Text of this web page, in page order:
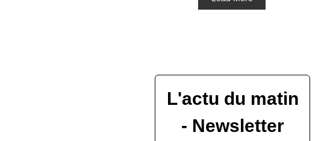
L'actu du matin
- Newsletter